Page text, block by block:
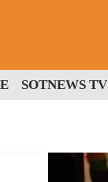
SOTNEWS TV